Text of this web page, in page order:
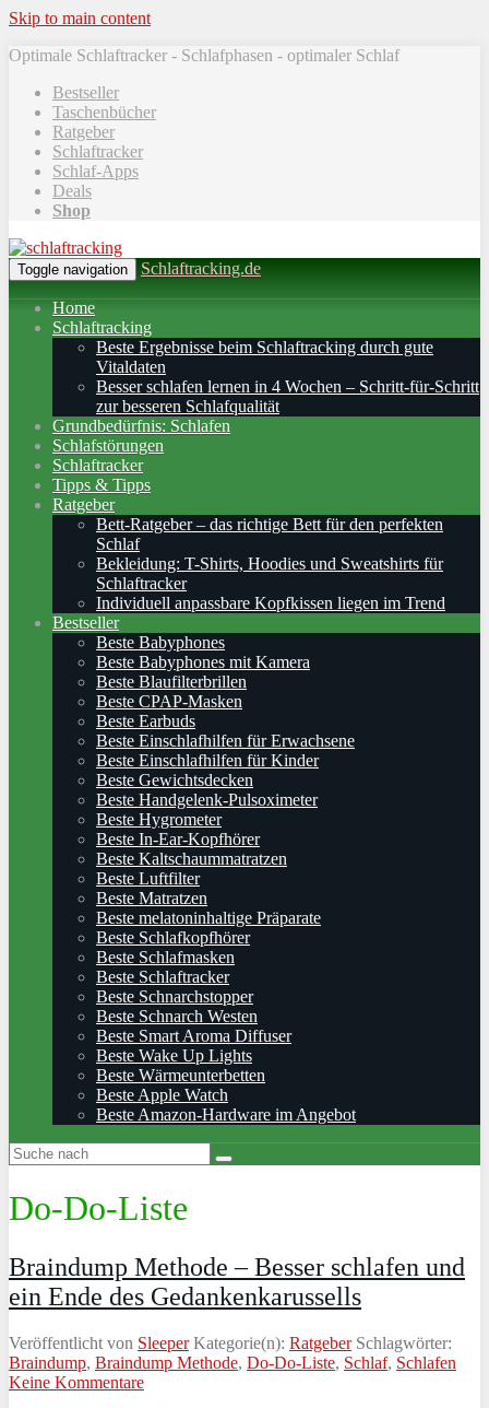
Skip to main content
Optimale Schlaftracker - Schlafphasen - optimaler Schlaf
Bestseller
Taschenbücher
Ratgeber
Schlaftracker
Schlaf-Apps
Deals
Shop
Toggle navigation Schlaftracking.de
Home
Schlaftracking
Beste Ergebnisse beim Schlaftracking durch gute
Vitaldaten
Besser schlafen lernen in 4 Wochen – Schritt‑für‑Schritt
zur besseren Schlafqualität
Grundbedürfnis: Schlafen
Schlafstörungen
Schlaftracker
Tipps & Tipps
Ratgeber
Bett-Ratgeber – das richtige Bett für den perfekten
Schlaf
Bekleidung: T-Shirts, Hoodies und Sweatshirts für
Schlaftracker
Individuell anpassbare Kopfkissen liegen im Trend
Bestseller
Beste Babyphones
Beste Babyphones mit Kamera
Beste Blaufilterbrillen
Beste CPAP-Masken
Beste Earbuds
Beste Einschlafhilfen für Erwachsene
Beste Einschlafhilfen für Kinder
Beste Gewichtsdecken
Beste Handgelenk-Pulsoximeter
Beste Hygrometer
Beste In-Ear-Kopfhörer
Beste Kaltschaummatratzen
Beste Luftfilter
Beste Matratzen
Beste melatoninhaltige Präparate
Beste Schlafkopfhörer
Beste Schlafmasken
Beste Schlaftracker
Beste Schnarchstopper
Beste Schnarch Westen
Beste Smart Aroma Diffuser
Beste Wake Up Lights
Beste Wärmeunterbetten
Beste Apple Watch
Beste Amazon-Hardware im Angebot
Do-Do-Liste
Braindump Methode – Besser schlafen und
ein Ende des Gedankenkarussells
Veröffentlicht von Sleeper Kategorie(n): RatgeberSchlagwörter:
Braindump, Braindump Methode, Do-Do-Liste, Schlaf, Schlafen
Keine Kommentare